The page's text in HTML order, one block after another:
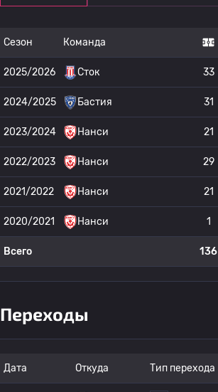
Сезон Команда
2025/2026 Сток 33
2024/2025 Бастия 31
2023/2024 Нанси 21
2022/2023 Нанси 29
2021/2022 Нанси 21
2020/2021 Нанси 1
Всего 136
Переходы
Дата Откуда Тип перехода